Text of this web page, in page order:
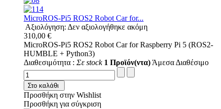
MicroROS-Pi5 ROS2 Robot Car for...
Αξιολόγηση: Δεν αξιολογήθηκε ακόμη
310,00 €
MicroROS-Pi5 ROS2 Robot Car for Raspberry Pi 5 (ROS2-
HUMBLE + Python3)
Διαθεσιμότητα : Σε stock 1 Προϊόν(ντα) Άμεσα Διαθέσιμο
Στο καλάθι
Προσθήκη στην Wishlist
Προσθήκη για σύγκριση